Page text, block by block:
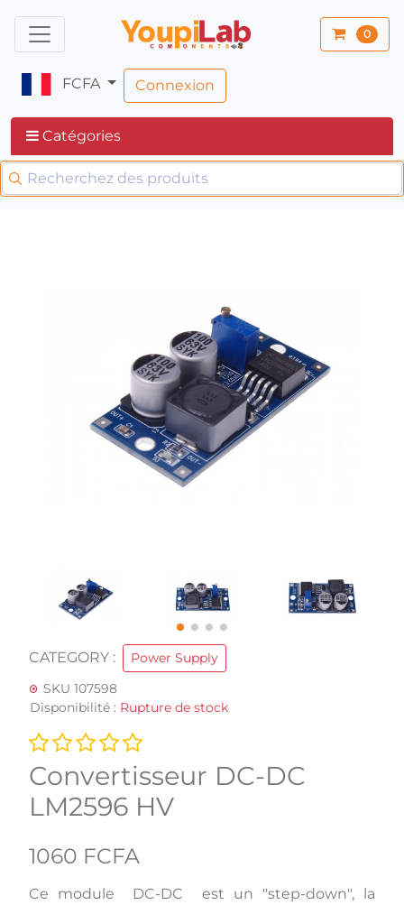
0
FCFA Connexion
Catégories
CATEGORY :
Power Supply
SKU 107598
Disponibilité : Rupture de stock
Convertisseur DC-DC
LM2596 HV
1060 FCFA
Ce module DC-DC est un "step-down", la